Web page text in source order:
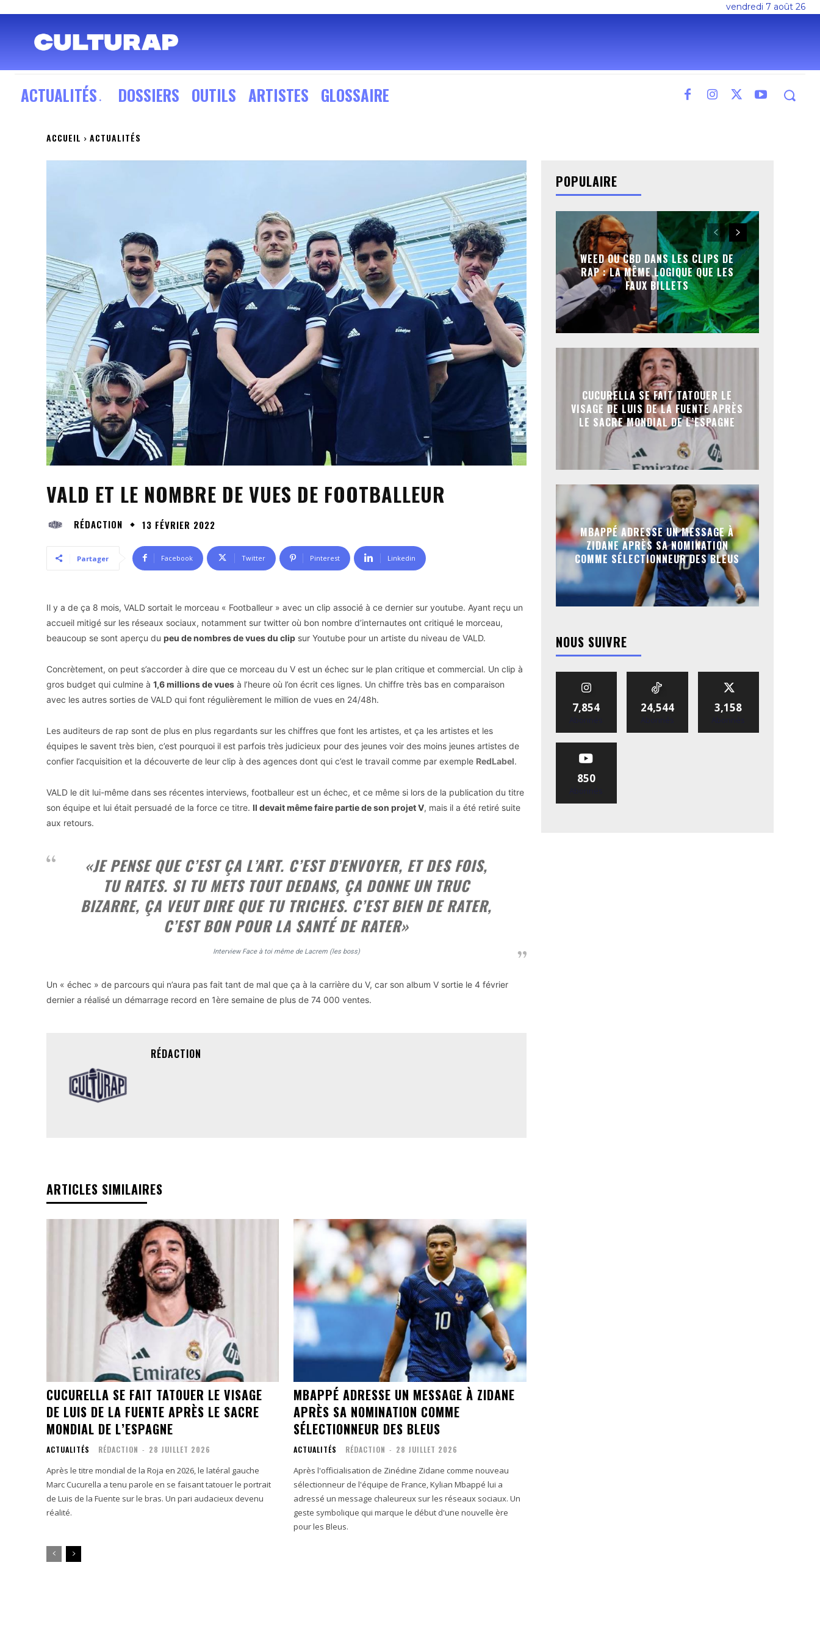
vendredi 7 août 26
ACTUALITÉS DOSSIERS OUTILS ARTISTES GLOSSAIRE
ACCUEIL ACTUALITÉS
VALD ET LE NOMBRE DE VUES DE FOOTBALLEUR
RÉDACTION 13 FÉVRIER 2022
Partager Facebook Twitter Pinterest Linkedin
Il y a de ça 8 mois, VALD sortait le morceau « Footballeur » avec un clip associé à ce dernier sur youtube. Ayant reçu un
accueil mitigé sur les réseaux sociaux, notamment sur twitter où bon nombre d’internautes ont critiqué le morceau,
beaucoup se sont aperçu du peu de nombres de vues du clip sur Youtube pour un artiste du niveau de VALD.
Concrètement, on peut s’accorder à dire que ce morceau du V est un échec sur le plan critique et commercial. Un clip à
gros budget qui culmine à 1,6 millions de vues à l’heure où l’on écrit ces lignes. Un chiffre très bas en comparaison
avec les autres sorties de VALD qui font régulièrement le million de vues en 24/48h.
Les auditeurs de rap sont de plus en plus regardants sur les chiffres que font les artistes, et ça les artistes et les
équipes le savent très bien, c’est pourquoi il est parfois très judicieux pour des jeunes voir des moins jeunes artistes de
confier l’acquisition et la découverte de leur clip à des agences dont qui c’est le travail comme par exemple RedLabel.
VALD le dit lui-même dans ses récentes interviews, footballeur est un échec, et ce même si lors de la publication du titre
son équipe et lui était persuadé de la force ce titre. Il devait même faire partie de son projet V, mais il a été retiré suite
aux retours.
«JE PENSE QUE C’EST ÇA L’ART. C’EST D’ENVOYER, ET DES FOIS,
TU RATES. SI TU METS TOUT DEDANS, ÇA DONNE UN TRUC
BIZARRE, ÇA VEUT DIRE QUE TU TRICHES. C’EST BIEN DE RATER,
C’EST BON POUR LA SANTÉ DE RATER»
Interview Face à toi même de Lacrem (les boss)
Un « échec » de parcours qui n’aura pas fait tant de mal que ça à la carrière du V, car son album V sortie le 4 février
dernier a réalisé un démarrage record en 1ère semaine de plus de 74 000 ventes.
RÉDACTION
ARTICLES SIMILAIRES
CUCURELLA SE FAIT TATOUER LE VISAGE
DE LUIS DE LA FUENTE APRÈS LE SACRE
MONDIAL DE L’ESPAGNE
ACTUALITÉS RÉDACTION - 28 JUILLET 2026
Après le titre mondial de la Roja en 2026, le latéral gauche
Marc Cucurella a tenu parole en se faisant tatouer le portrait
de Luis de la Fuente sur le bras. Un pari audacieux devenu
réalité.
MBAPPÉ ADRESSE UN MESSAGE À ZIDANE
APRÈS SA NOMINATION COMME
SÉLECTIONNEUR DES BLEUS
ACTUALITÉS RÉDACTION - 28 JUILLET 2026
Après l'officialisation de Zinédine Zidane comme nouveau
sélectionneur de l'équipe de France, Kylian Mbappé lui a
adressé un message chaleureux sur les réseaux sociaux. Un
geste symbolique qui marque le début d'une nouvelle ère
pour les Bleus.
POPULAIRE
WEED OU CBD DANS LES CLIPS DE
RAP : LA MÊME LOGIQUE QUE LES
FAUX BILLETS
CUCURELLA SE FAIT TATOUER LE
VISAGE DE LUIS DE LA FUENTE APRÈS
LE SACRE MONDIAL DE L’ESPAGNE
MBAPPÉ ADRESSE UN MESSAGE À
ZIDANE APRÈS SA NOMINATION
COMME SÉLECTIONNEUR DES BLEUS
NOUS SUIVRE
7,854
Abonnés
24,544
Abonnés
3,158
Abonnés
850
Abonnés